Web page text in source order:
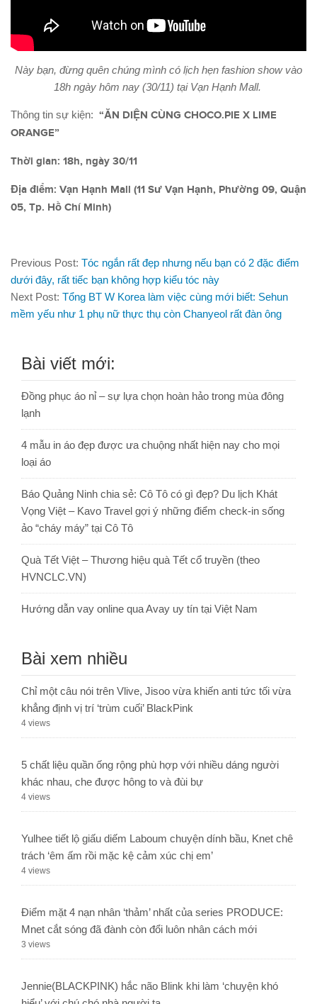
Này bạn, đừng quên chúng mình có lịch hẹn fashion show vào
18h ngày hôm nay (30/11) tại Vạn Hạnh Mall.
Thông tin sự kiện: “ĂN DIỆN CÙNG CHOCO.PIE X LIME
ORANGE”
Thời gian: 18h, ngày 30/11
Địa điểm: Vạn Hạnh Mall (11 Sư Vạn Hạnh, Phường 09, Quận
05, Tp. Hồ Chí Minh)
Previous Post: Tóc ngắn rất đẹp nhưng nếu bạn có 2 đặc điểm
dưới đây, rất tiếc bạn không hợp kiểu tóc này
Next Post: Tổng BT W Korea làm việc cùng mới biết: Sehun
mềm yếu như 1 phụ nữ thực thụ còn Chanyeol rất đàn ông
Bài viết mới:
Đồng phục áo nỉ – sự lựa chọn hoàn hảo trong mùa đông
lạnh
4 mẫu in áo đẹp được ưa chuộng nhất hiện nay cho mọi
loại áo
Báo Quảng Ninh chia sẻ: Cô Tô có gì đẹp? Du lịch Khát
Vọng Việt – Kavo Travel gợi ý những điểm check-in sống
ảo “cháy máy” tại Cô Tô
Quà Tết Việt – Thương hiệu quà Tết cổ truyền (theo
HVNCLC.VN)
Hướng dẫn vay online qua Avay uy tín tại Việt Nam
Bài xem nhiều
Chỉ một câu nói trên Vlive, Jisoo vừa khiến anti tức tối vừa
khẳng định vị trí ‘trùm cuối’ BlackPink
4 views
5 chất liệu quần ống rộng phù hợp với nhiều dáng người
khác nhau, che được hông to và đùi bự
4 views
Yulhee tiết lộ giấu diếm Laboum chuyện dính bầu, Knet chê
trách ‘êm ấm rồi mặc kệ cảm xúc chị em’
4 views
Điểm mặt 4 nạn nhân ‘thảm’ nhất của series PRODUCE:
Mnet cắt sóng đã đành còn đổi luôn nhân cách mới
3 views
Jennie(BLACKPINK) hắc não Blink khi làm ‘chuyện khó